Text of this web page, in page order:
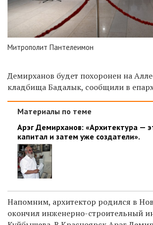
Митрополит Пантелеимон
Демирханов будет похоронен на
кладбища Бадалык, сообщили в
Материалы по теме
Арэг Демирханов: «Архитектура —
капитал и затем уже создатели».
Напомним, архитектор родился в
окончил инженерно-строительный